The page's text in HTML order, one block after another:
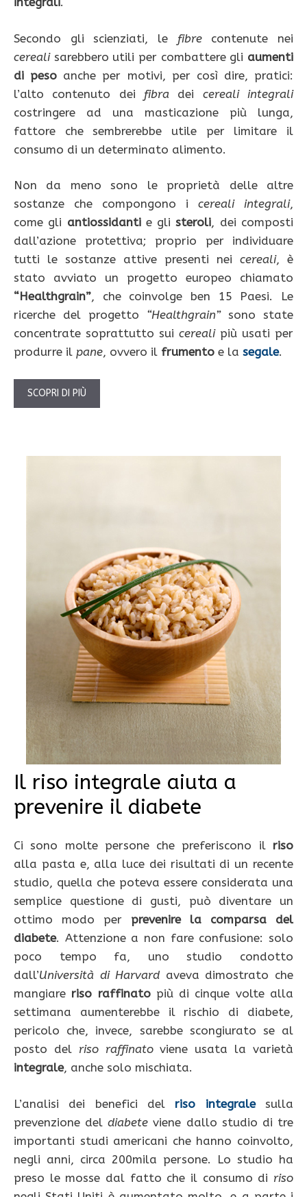
Secondo gli scienziati, le fibrecontenute nei
cerealisarebbero utili per combattere gli aumenti
di peso anche per motivi, per così dire, pratici:
l’alto contenuto dei fibra dei cereali integrali
costringere ad una masticazione più lunga,
fattore che sembrerebbe utile per limitare il
consumo di un determinato alimento.
Non da meno sono le proprietà delle altre
sostanze che compongono i cereali integrali,
come gli antiossidantie glisteroli, dei composti
dall’azione protettiva; proprio per individuare
tutti le sostanze attive presenti nei cereali, è
stato avviato un progetto europeo chiamato
“Healthgrain”, che coinvolge ben 15 Paesi. Le
ricerche del progetto “Healthgrain” sono state
concentrate soprattutto sui cerealipiù usati per
produrre il pane, ovvero il frumento e la segale.
SCOPRI DI PIÙ
Il riso integrale aiuta a
prevenire il diabete
Ci sono molte persone che preferiscono il riso
alla pasta e, alla luce dei risultati di un recente
studio, quella che poteva essere considerata una
semplice questione di gusti, può diventare un
ottimo modo per prevenire la comparsa del
diabete. Attenzione a non fare confusione: solo
poco tempo fa, uno studio condotto
dall’Università di Harvard aveva dimostrato che
mangiare riso raffinatopiù di cinque volte alla
settimana aumenterebbe il rischio di diabete,
pericolo che, invece, sarebbe scongiurato se al
posto del riso raffinatoviene usata la varietà
integrale, anche solo mischiata.
L’analisi dei benefici del riso integralesulla
prevenzione deldiabete viene dallo studio di tre
importanti studi americani che hanno coinvolto,
negli anni, circa 200mila persone. Lo studio ha
preso le mosse dal fatto che il consumo di riso